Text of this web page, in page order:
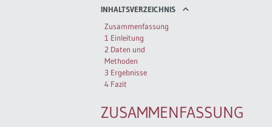
INHALTSVERZEICHNIS
Zusammenfassung
1 Einleitung
2 Daten und
Methoden
3 Ergebnisse
4 Fazit
ZUSAMMENFASSUNG